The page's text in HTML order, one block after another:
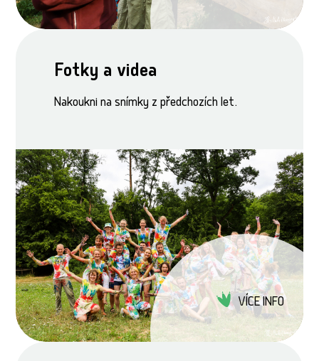
Fotky a videa
Nakoukni na snímky z předchozích let.
VÍCE INFO